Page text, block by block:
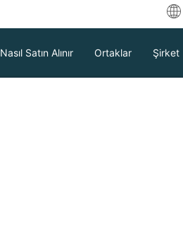
Nasıl Satın Alınır Ortaklar Şirket